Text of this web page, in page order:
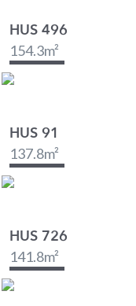
HUS 496
154.3m²
HUS 91
137.8m²
HUS 726
141.8m²